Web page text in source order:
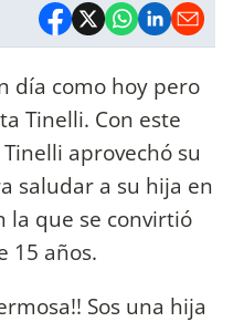
día como hoy pero
Tinelli. Con este
aprovechó su
saludar a su hija en
la que se convirtió
15 años.
Sos una hija